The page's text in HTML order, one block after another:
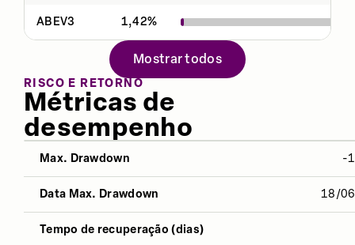
ABEV3 1,42%
Mostrar todos
RISCO E RETORNO
Métricas de
desempenho
ÚLTIMOS
Desvio Padrão 22,22% -
Índice Sharpe -1,00
Max. Drawdown -
Data Max. Drawdown 18/
Tempo de recuperação (dias)